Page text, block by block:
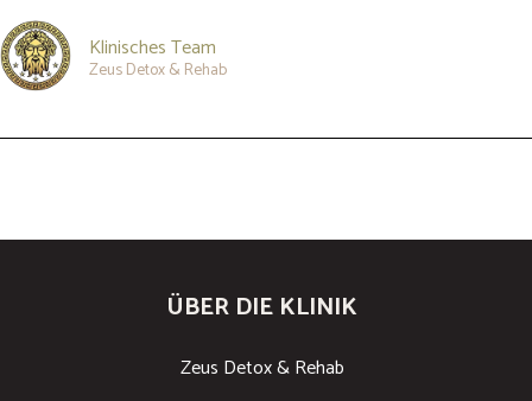
Klinisches Team
Zeus Detox & Rehab
ÜBER DIE KLINIK
Zeus Detox & Rehab